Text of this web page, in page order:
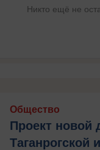
Никто ещё не
Общество
Проект новой
Таганрогской